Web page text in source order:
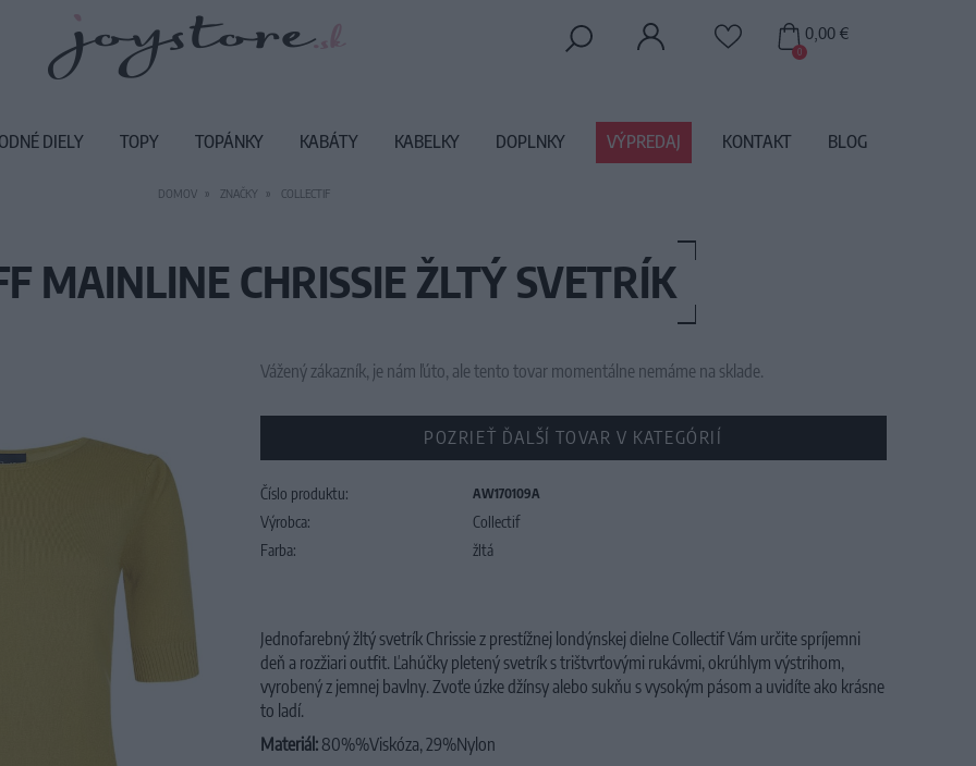
DOMOV ZNAČKY COLLECTIF
MAINLINE CHRISSIE ŽLTÝ SVETRÍK
Vážený zákazník, je nám ľúto, ale tento tovar momentálne nemáme na sklade.
POZRIEŤ ĎALŠÍ TOVAR V KATEGÓRIÍ
Číslo produktu: AW170109A
Výrobca:
Collectif
Farba:
žltá
Jednofarebný žltý svetrík Chrissie z prestížnej londýnskej dielne Collectif Vám určite spríjemni
deň a rozžiari outfit. Ľahúčky pletený svetrík s trištvrťovými rukávmi, okrúhlym výstrihom,
vyrobený z jemnej bavlny. Zvoťe úzke džínsy alebo sukňu s vysokým pásom a uvidíte ako krásne
to ladí.
Materiál: 80%%Viskóza, 29%Nylon
0
0,00 €
DIELY TOPY TOPÁNKY KABÁTY KABELKY DOPLNKY VÝPREDAJ KONTAKT BLOG